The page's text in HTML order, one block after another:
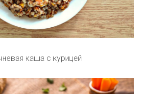
каша с курицей